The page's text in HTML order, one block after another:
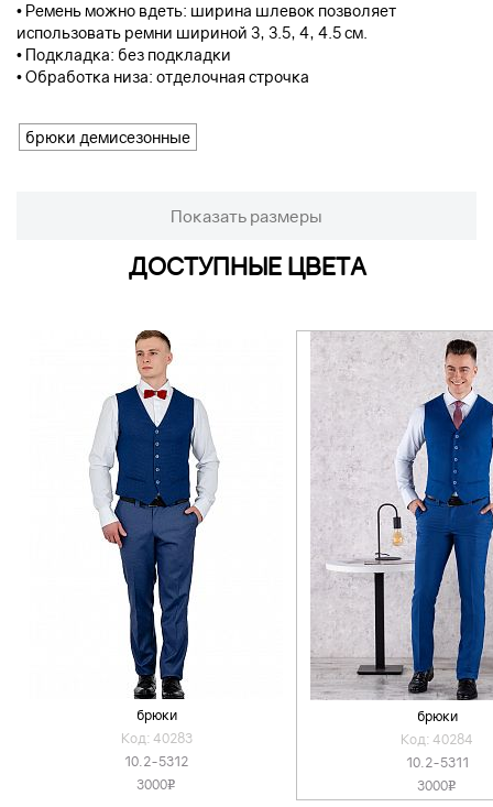
• Ремень можно вдеть: ширина шлевок позволяет
использовать ремни шириной 3, 3.5, 4, 4.5 см.
• Подкладка: без подкладки
• Обработка низа: отделочная строчка
брюки демисезонные
Показать размеры
ДОСТУПНЫЕ ЦВЕТА
брюки
Код: 40283
10.2-5312
3000v
брюки
Код: 40284
10.2-5311
3000v